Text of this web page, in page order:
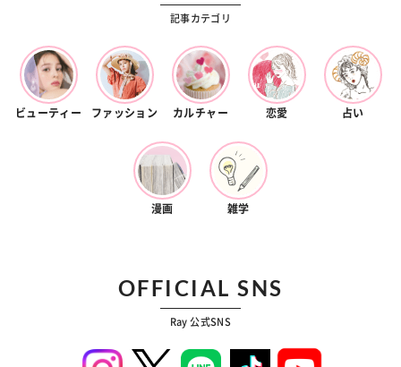
記事カテゴリ
ビューティー ファッション カルチャー 恋愛 占い
漫画 雑学
OFFICIAL SNS
Ray 公式SNS